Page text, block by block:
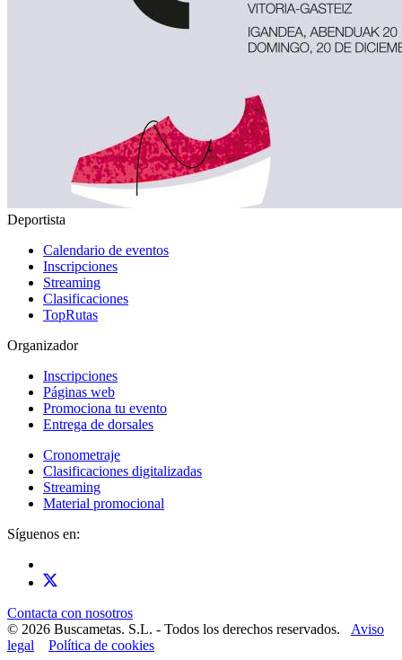
Deportista
Calendario de eventos
Inscripciones
Streaming
Clasificaciones
TopRutas
Organizador
Inscripciones
Páginas web
Promociona tu evento
Entrega de dorsales
Cronometraje
Clasificaciones digitalizadas
Streaming
Material promocional
Síguenos en:
Contacta con nosotros
© 2026 Buscametas. S.L. - Todos los derechos reservados. Aviso
legal
Política de cookies